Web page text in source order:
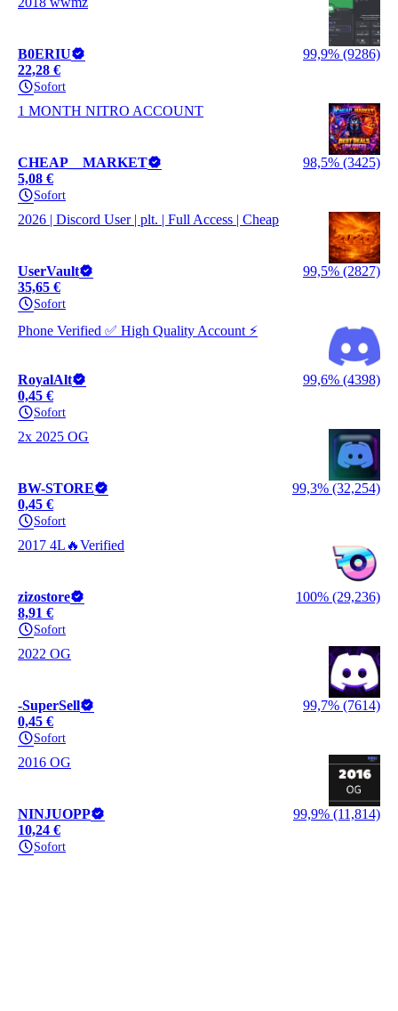
B0ERIU
99,9% (9286)
22,28 €
Sofort
1 MONTH NITRO ACCOUNT
CHEAP__MARKET
98,5% (3425)
5,08 €
Sofort
2026 | Discord User | plt. | Full Access | Cheap
UserVault
99,5% (2827)
35,65 €
Sofort
Phone Verified ✅ High Quality Account ⚡
RoyalAlt
99,6% (4398)
0,45 €
Sofort
2x 2025 OG
BW-STORE
99,3% (32,254)
0,45 €
Sofort
2017 4L🔥Verified
zizostore
100% (29,236)
8,91 €
Sofort
2022 OG
-SuperSell
99,7% (7614)
0,45 €
Sofort
2016 OG
NINJUOPP
99,9% (11,814)
10,24 €
Sofort